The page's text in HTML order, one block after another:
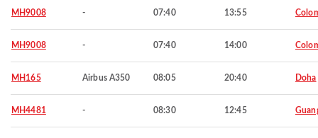
MH9008 - 07:40 13:55
MH9008 - 07:40 14:00
MH165 Airbus A350 08:05 20:40 Doha
MH4481 - 08:30 12:45